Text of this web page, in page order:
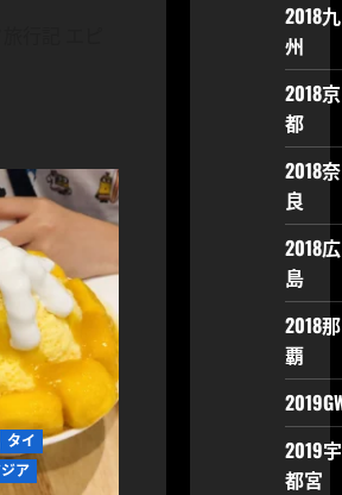
タイ
ア
2018九
州
2018京
都
2018奈
良
2018広
島
2018那
覇
2019宇
都宮